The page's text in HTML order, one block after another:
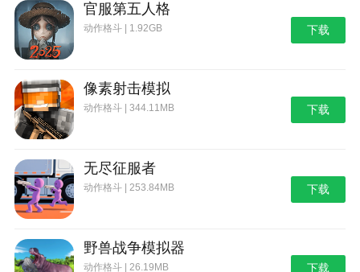
官服第五人格
动作格斗 | 1.92GB 下载
像素射击模拟
动作格斗 | 344.11MB 下载
无尽征服者
动作格斗 | 253.84MB 下载
野兽战争模拟器
动作格斗 | 26.19MB 下载